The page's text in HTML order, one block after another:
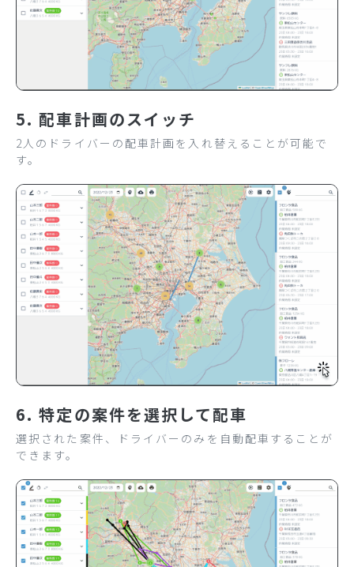
5. 配車計画のスイッチ
2人のドライバーの配車計画を入れ替えることが可能で
す。
6. 特定の案件を選択して配車
選択された案件、ドライバーのみを自動配車することが
できます。